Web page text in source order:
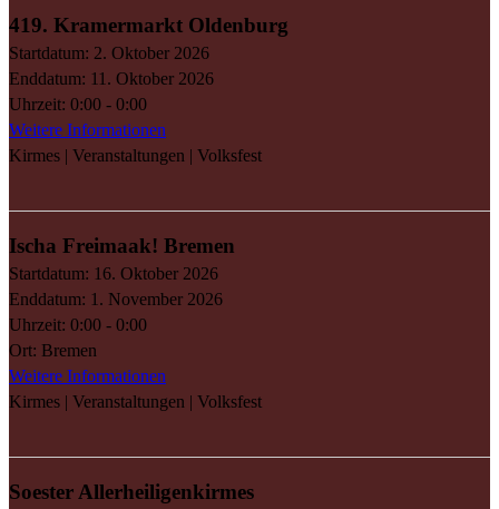
419. Kramermarkt Oldenburg
Startdatum: 2. Oktober 2026
Enddatum: 11. Oktober 2026
Uhrzeit: 0:00 - 0:00
Weitere Informationen
Kirmes | Veranstaltungen | Volksfest
Ischa Freimaak! Bremen
Startdatum: 16. Oktober 2026
Enddatum: 1. November 2026
Uhrzeit: 0:00 - 0:00
Ort: Bremen
Weitere Informationen
Kirmes | Veranstaltungen | Volksfest
Soester Allerheiligenkirmes